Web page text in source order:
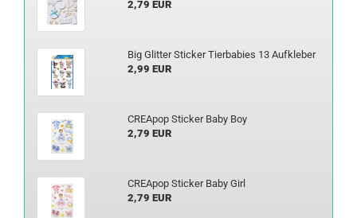
2,79 EUR
Big Glit­ter Sti­cker Tier­b­abies 13 Auf­kle­ber
2,99 EUR
CREA­pop Sti­cker Baby Boy
2,79 EUR
CREA­pop Sti­cker Baby Girl
2,79 EUR